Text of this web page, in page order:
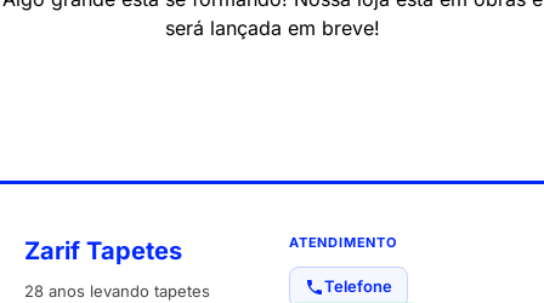
será lançada em breve!
Zarif Tapetes
28 anos levando tapetes
ATENDIMENTO
Telefone